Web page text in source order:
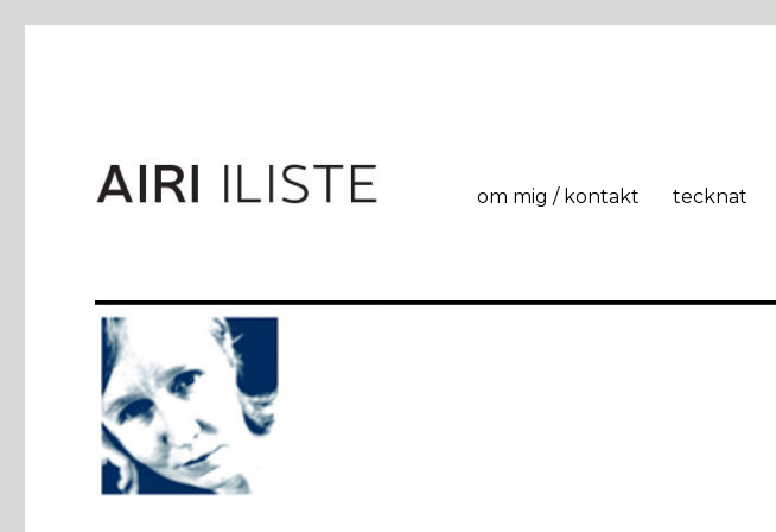
om mig / kontakt tecknat